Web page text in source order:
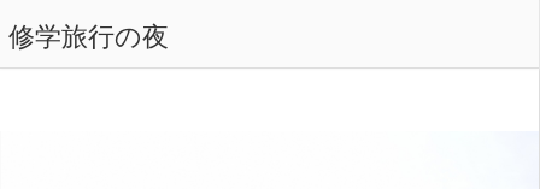
修学旅行の夜